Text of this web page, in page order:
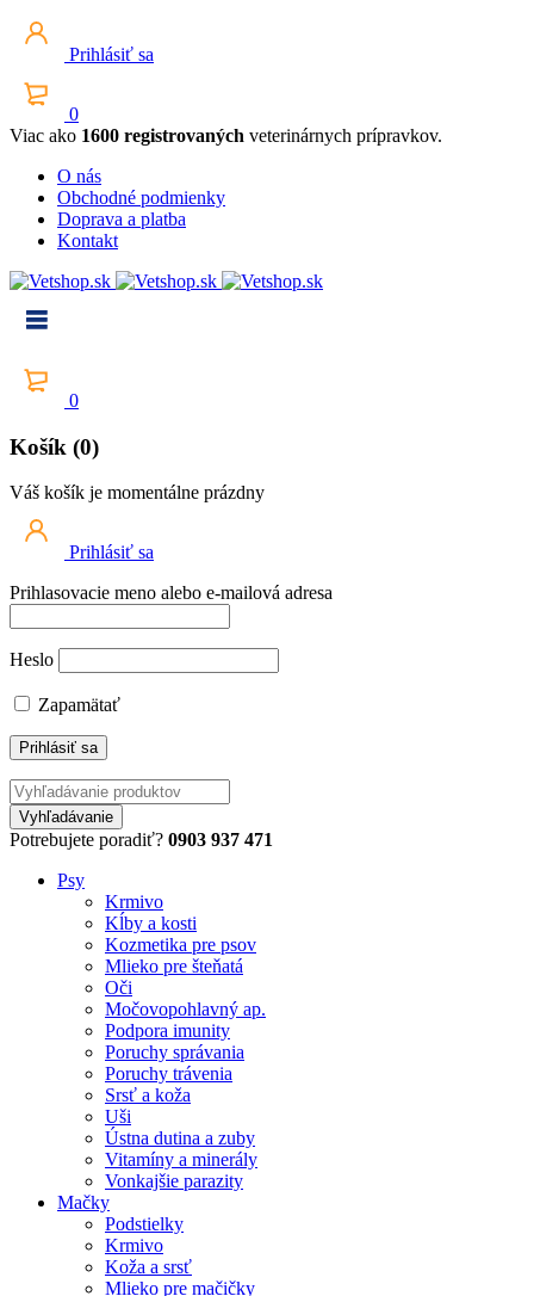
Prihlásiť sa
0
Viac ako 1600 registrovaných veterinárnych prípravkov.
O nás
Obchodné podmienky
Doprava a platba
Kontakt
0
Košík (0)
Váš košík je momentálne prázdny
Prihlásiť sa
Prihlasovacie meno alebo e-mailová adresa
Heslo
Zapamätať
Potrebujete poradiť? 0903 937 471
Psy
Krmivo
Kĺby a kosti
Kozmetika pre psov
Mlieko pre šteňatá
Oči
Močovopohlavný ap.
Podpora imunity
Poruchy správania
Poruchy trávenia
Srsť a koža
Uši
Ústna dutina a zuby
Vitamíny a minerály
Vonkajšie parazity
Mačky
Podstielky
Krmivo
Koža a srsť
Mlieko pre mačičky